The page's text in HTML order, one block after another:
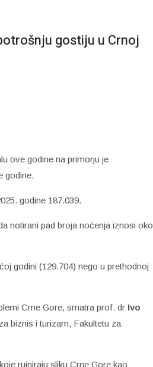
gostiju u Crnoj
ove godine na primorju je
godine.
godine 187.039.
notirani pad broja noćenja iznosi oko
godini (129.704) nego u prethodnoj
Crne Gore, smatra prof. dr Ivo
biznis i turizam, Fakultetu za
ruiniraju sliku Crne Gore kao